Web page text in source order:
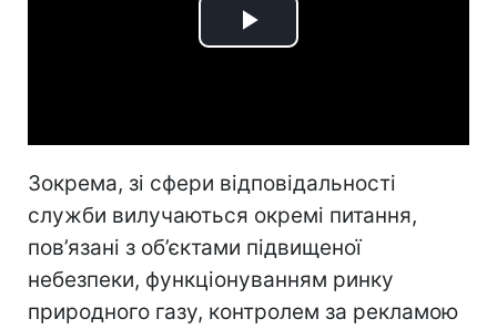
Play
Зокрема, зі сфери відповідальності
служби вилучаються окремі питання,
пов’язані з об’єктами підвищеної
небезпеки, функціонуванням ринку
природного газу, контролем за рекламою